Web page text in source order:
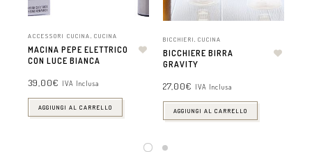
ACCESSORI CUCINA CUCINA
MACINA PEPE ELETTRICO
CON LUCE BIANCA
39,00€ IVA Inclusa
AGGIUNGI AL CARRELLO
BICCHIERI CUCINA
BICCHIERE BIRRA
GRAVITY
27,00€ IVA Inclusa
AGGIUNGI AL CARRELLO